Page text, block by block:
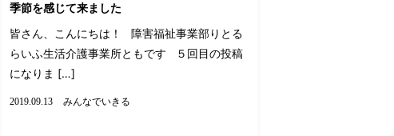
季節を感じて来ました
皆さん、こんにちは！ 障害福祉事業部りとる
らいふ生活介護事業所ともです ５回目の投稿
になりま […]
2019.09.13 みんなでいきる